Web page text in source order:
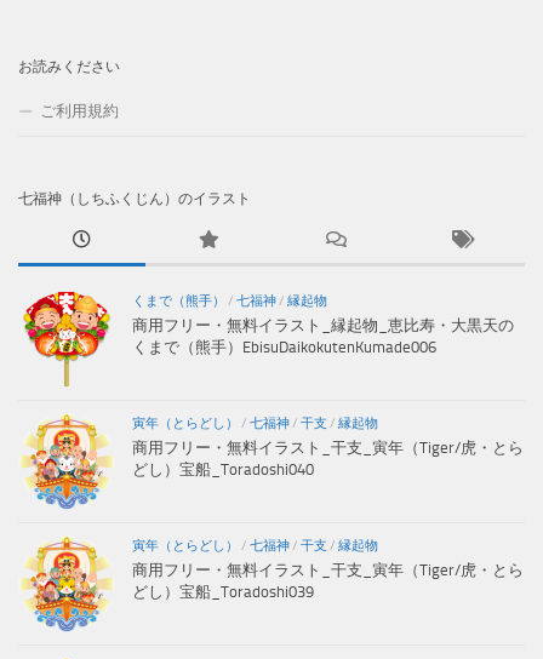
お読みください
ご利用規約
七福神（しちふくじん）のイラスト
くまで（熊手） / 七福神/ 縁起物
商用フリー・無料イラスト_縁起物_恵比寿・大黒天の
くまで（熊手）EbisuDaikokutenKumade006
寅年（とらどし） / 七福神/ 干支 / 縁起物
商用フリー・無料イラスト_干支_寅年（Tiger/虎・とら
どし）宝船_Toradoshi040
寅年（とらどし） / 七福神/ 干支 / 縁起物
商用フリー・無料イラスト_干支_寅年（Tiger/虎・とら
どし）宝船_Toradoshi039